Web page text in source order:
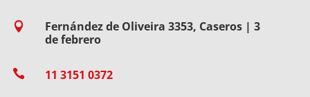

Fernández de Oliveira 3353, Caseros | 3
de febrero
 11 3151 0372